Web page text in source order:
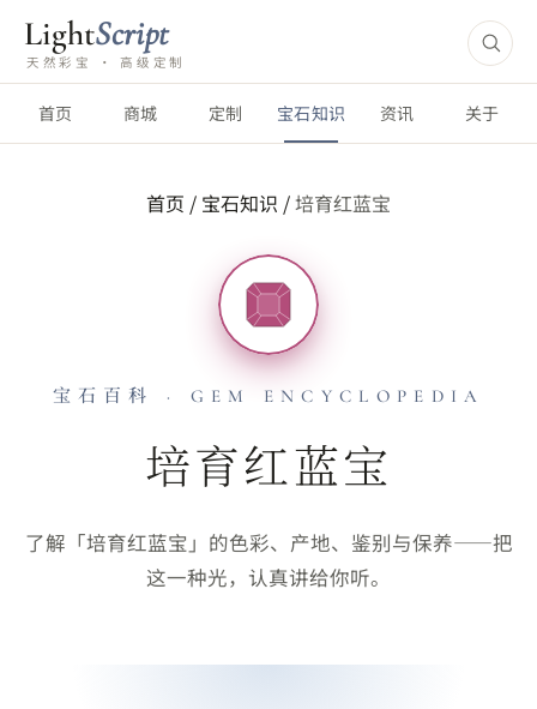
LightScript
天然彩宝 · 高级定制
首页 商城 定制 宝石知识 资讯 关于
首页 / 宝石知识 /培育红蓝宝
宝石百科 · GEM ENCYCLOPEDIA
培育红蓝宝
了解「培育红蓝宝」的色彩、产地、鉴别与保养——把
这一种光，认真讲给你听。